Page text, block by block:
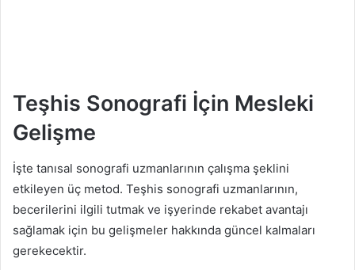
Teşhis Sonografi İçin Mesleki
Gelişme
İşte tanısal sonografi uzmanlarının çalışma şeklini
etkileyen üç metod. Teşhis sonografi uzmanlarının,
becerilerini ilgili tutmak ve işyerinde rekabet avantajı
sağlamak için bu gelişmeler hakkında güncel kalmaları
gerekecektir.